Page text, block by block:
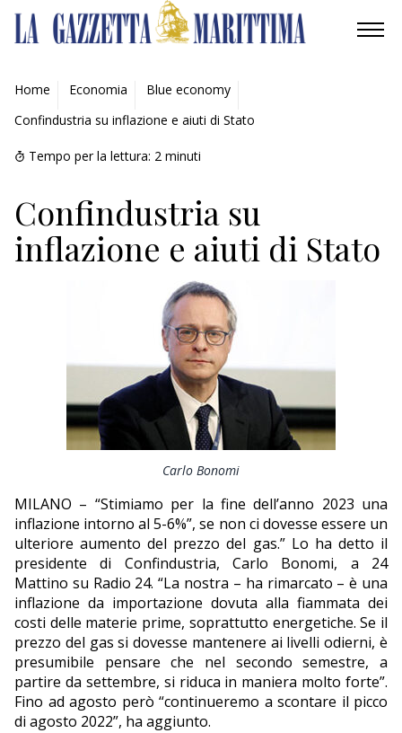
AMBIENTE
MOBILITÀ
INDUSTRIA
RICERCA
ECONOMIA
EDITORIALI
Home Economia
Blue economy
Confindustria su inflazione e aiuti di Stato
Tempo per la lettura: 2 minuti
Confindustria su
inflazione e aiuti di Stato
Carlo Bonomi
MILANO – “Stimiamo per la fine dell’anno 2023 una
inflazione intorno al 5-6%”, se non ci dovesse essere un
ulteriore aumento del prezzo del gas.” Lo ha detto il
presidente di Confindustria, Carlo Bonomi, a 24
Mattino su Radio 24. “La nostra – ha rimarcato – è una
inflazione da importazione dovuta alla fiammata dei
costi delle materie prime, soprattutto energetiche. Se il
prezzo del gas si dovesse mantenere ai livelli odierni, è
presumibile pensare che nel secondo semestre, a
partire da settembre, si riduca in maniera molto forte”.
Fino ad agosto però “continueremo a scontare il picco
di agosto 2022”, ha aggiunto.